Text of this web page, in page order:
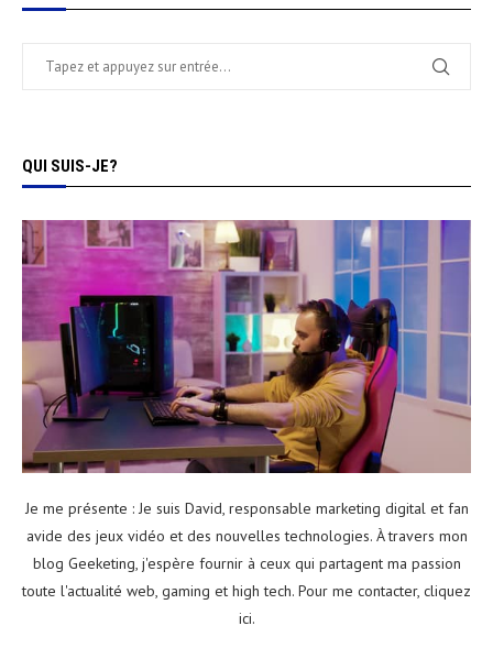
QUI SUIS-JE?
Je me présente : Je suis David, responsable marketing digital et fan
avide des jeux vidéo et des nouvelles technologies. À travers mon
blog Geeketing, j'espère fournir à ceux qui partagent ma passion
toute l'actualité web, gaming et high tech. Pour me contacter, cliquez
ici.